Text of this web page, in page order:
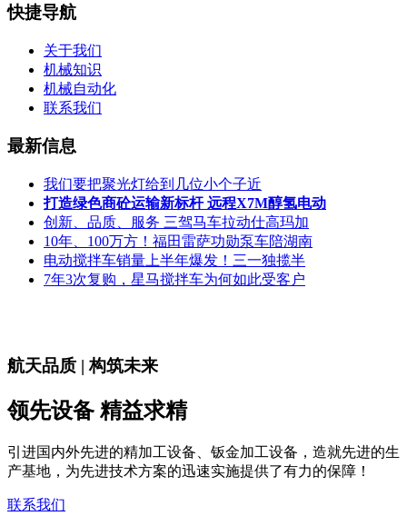
快捷导航
关于我们
机械知识
机械自动化
联系我们
最新信息
我们要把聚光灯给到几位小个子近
打造绿色商砼运输新标杆 远程X7M醇氢电动
创新、品质、服务 三驾马车拉动仕高玛加
10年、100万方！福田雷萨功勋泵车陪湖南
电动搅拌车销量上半年爆发！三一独揽半
7年3次复购，星马搅拌车为何如此受客户
航天品质 | 构筑未来
领先设备 精益求精
引进国内外先进的精加工设备、钣金加工设备，造就先进的生
产基地，为先进技术方案的迅速实施提供了有力的保障！
联系我们